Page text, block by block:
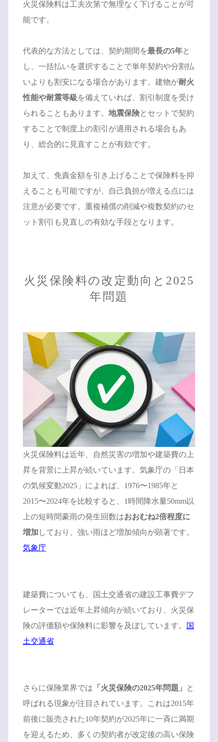
火災保険料は工夫次第で無理なく下げることが可
能です。
代表的な方法としては、契約期間を最長の5年と
し、一括払いを選択することで単年契約や分割払
いよりも割安になる場合があります。建物が耐火
性能や耐震等級を備えていれば、割引制度を受け
られることもあります。 地震保険とセットで契約
することで制度上の割引が適用される場合もあ
り、総合的に見直すことが有効です。
加えて、免責金額を引き上げることで保険料を抑
えることも可能ですが、自己負担が増える点には
注意が必要です。重複補償の削減や複数契約のセ
ット割引も見直しの有効な手段となります。
火災保険料の改定動向と2025
年問題
火災保険料は近年、自然災害の増加や建築費の上
昇を背景に上昇が続いています。気象庁の「日本
の気候変動2025」によれば、1976〜1985年と
2015〜2024年を比較すると、1時間降水量50mm以
上の短時間豪雨の発生回数はおおむね2倍程度に
増加 しており、強い雨ほど増加傾向が顕著です。
気象庁
建築費についても、国土交通省の建設工事費デフ
レーターでは近年上昇傾向が続いており、火災保
険の評価額や保険料に影響を及ぼしています。
国
土交通省
さらに保険業界では 「火災保険の2025年問題」
と
呼ばれる現象が注目されています。これは2015年
前後に販売された10年契約が2025年に一斉に満期
を迎えるため、多くの契約者が改定後の高い保険